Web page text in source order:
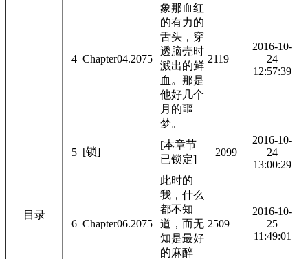
目录
4 Chapter04.2075
象那血红
的有力的
舌头，穿
透脑壳时
溅出的鲜
血。那是
他好几个
月的噩
梦。
2119
2016-10-
24
12:57:39
5 [锁]
[本章节
已锁定]
2099
2016-10-
24
13:00:29
6 Chapter06.2075
此时的
我，什么
都不知
道，而无
知是最好
的麻醉
2509
2016-10-
25
11:49:01